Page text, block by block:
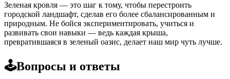
Зеленая кровля — это шаг к тому, чтобы перестроить
городской ландшафт, сделав его более сбалансированным и
природным. Не бойся экспериментировать, учиться и
развивать свои навыки — ведь каждая крыша,
превратившаяся в зеленый оазис, делает наш мир чуть лучше.
🕹️Вопросы и ответы